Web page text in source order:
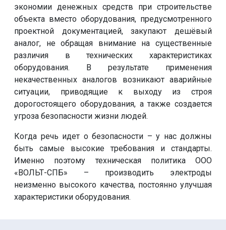
экономии денежных средств при строительстве
объекта вместо оборудования, предусмотренного
проектной документацией, закупают дешёвый
аналог, не обращая внимание на существенные
различия в технических характеристиках
оборудования. В результате применения
некачественных аналогов возникают аварийные
ситуации, приводящие к выходу из строя
дорогостоящего оборудования, а также создается
угроза безопасности жизни людей.
Когда речь идет о безопасности – у нас должны
быть самые высокие требования и стандарты.
Именно поэтому техническая политика ООО
«ВОЛЬТ-СПБ» – производить электроды
неизменно высокого качества, постоянно улучшая
характеристики оборудования.